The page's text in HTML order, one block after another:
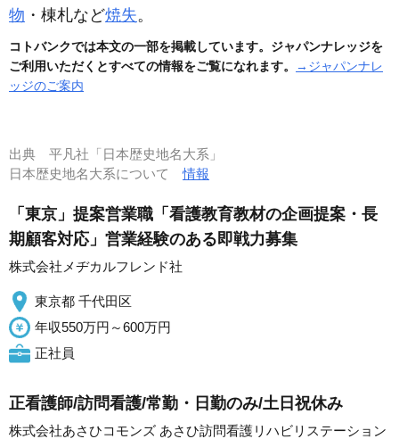
物 ・棟札など焼失。
コトバンクでは本文の一部を掲載しています。ジャパンナレッジを
ご利用いただくとすべての情報をご覧になれます。
→ジャパンナレ
ッジのご案内
出典 平凡社「日本歴史地名大系」
日本歴史地名大系について情報
「東京」提案営業職「看護教育教材の企画提案・長
期顧客対応」営業経験のある即戦力募集
株式会社メヂカルフレンド社
東京都 千代田区
年収550万円～600万円
正社員
正看護師/訪問看護/常勤・日勤のみ/土日祝休み
株式会社あさひコモンズ あさひ訪問看護リハビリステーション